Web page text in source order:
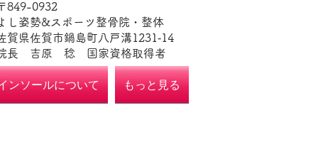
849-0932
し姿勢&スポーツ整骨院・整体
賀県佐賀市鍋島町八戸溝1231‐14
長 吉原 稔​ 国家資格取得者
ンソールについて もっと見る